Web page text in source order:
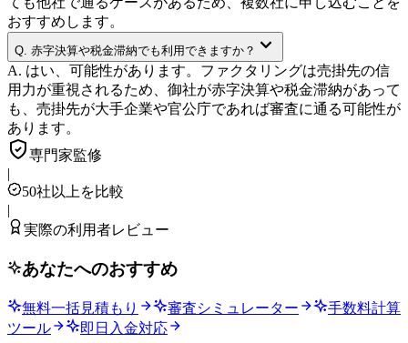
おすすめします。
Q. 赤字決算や税金滞納でも利用できますか？
A. はい、可能性があります。ファクタリングは売掛先の信
用力が重視されるため、御社が赤字決算や税金滞納があって
も、売掛先が大手企業や官公庁であれば審査に通る可能性が
あります。
専門家監修
|
50社以上を比較
|
実際の利用者レビュー
あなたへのおすすめ
無料一括見積もり 審査シミュレーター
手数料計算
ツール
即日入金対応